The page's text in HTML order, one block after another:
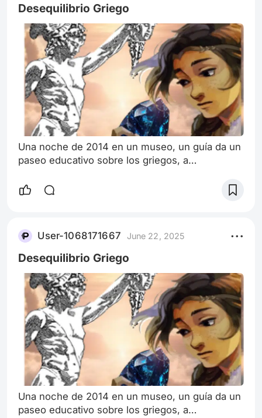
Desequilibrio Griego
Una noche de 2014 en un museo, un guía da un
paseo educativo sobre los griegos, a
acontecimiento muy extraño….Un apagón de luz
oscuridad de la noche y el brillo de la luna.
Todos de asustan por el inesperado apagón ,por
lo cual deciden buscar las linternas que se encu
User-1068171667 June 22, 2025
Desequilibrio Griego
Una noche de 2014 en un museo, un guía da un
paseo educativo sobre los griegos, a